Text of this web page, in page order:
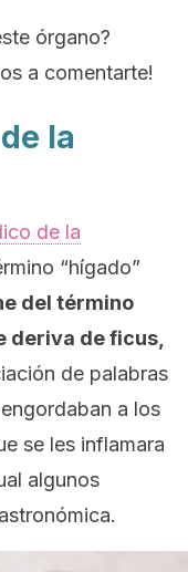
órgano?
a comentarte!
la
de la
“hígado”
del término
deriva deficus
de palabras
a los
se les inflamara
algunos